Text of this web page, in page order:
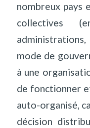
nombreux pays
collectives
mode de
à une
de fonctionner
auto-organisé,
décision